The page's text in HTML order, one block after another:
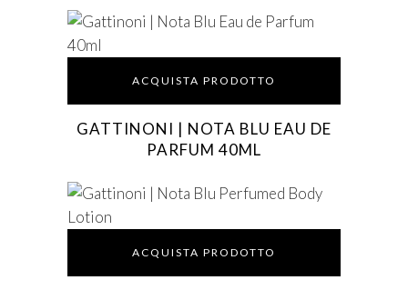
ACQUISTA PRODOTTO
GATTINONI | NOTA BLU EAU DE
PARFUM 40ML
ACQUISTA PRODOTTO